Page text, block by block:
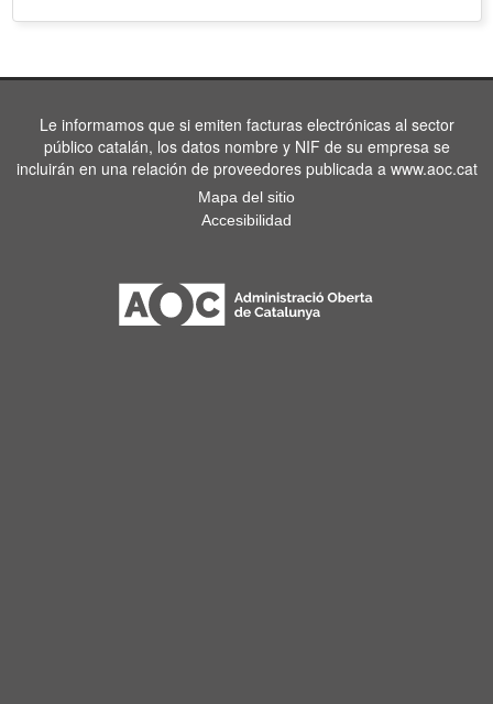
Le informamos que si emiten facturas electrónicas al sector
público catalán, los datos nombre y NIF de su empresa se
incluirán en una relación de proveedores publicada a www.aoc.cat
Mapa del sitio
Accesibilidad